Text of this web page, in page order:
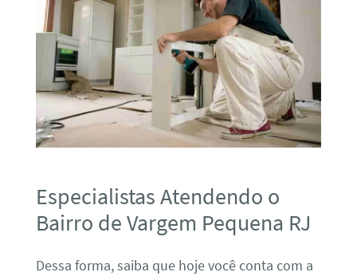
Especialistas Atendendo o
Bairro de Vargem Pequena RJ
Dessa forma, saiba que hoje você conta com a